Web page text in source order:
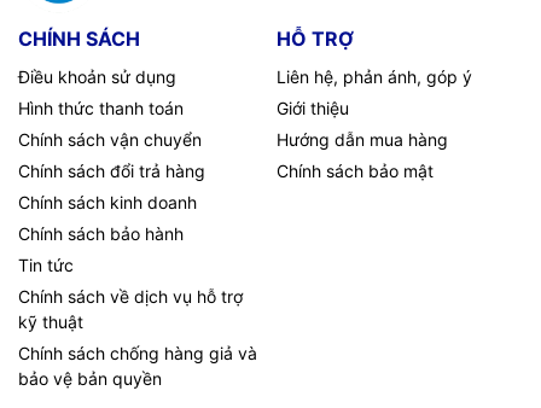
CHÍNH SÁCH
Điều khoản sử dụng
Hình thức thanh toán
Chính sách vận chuyển
Chính sách đổi trả hàng
Chính sách kinh doanh
Chính sách bảo hành
Tin tức
Chính sách về dịch vụ hỗ trợ
kỹ thuật
Chính sách chống hàng giả và
bảo vệ bản quyền
HỖ TRỢ
Liên hệ, phản ánh, góp ý
Giới thiệu
Hướng dẫn mua hàng
Chính sách bảo mật